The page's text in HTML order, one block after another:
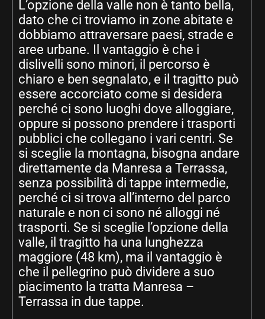
L’opzione della valle non è tanto bella,
dato che ci troviamo in zone abitate e
dobbiamo attraversare paesi, strade e
aree urbane. Il vantaggio è che i
dislivelli sono minori, il percorso è
chiaro e ben segnalato, e il tragitto può
essere accorciato come si desidera
perché ci sono luoghi dove alloggiare,
oppure si possono prendere i trasporti
pubblici che collegano i vari centri. Se
si sceglie la montagna, bisogna andare
direttamente da Manresa a Terrassa,
senza possibilità di tappe intermedie,
perché ci si trova all’interno del parco
naturale e non ci sono né alloggi né
trasporti. Se si sceglie l’opzione della
valle, il tragitto ha una lunghezza
maggiore (48 km), ma il vantaggio è
che il pellegrino può dividere a suo
piacimento la tratta Manresa –
Terrassa in due tappe.